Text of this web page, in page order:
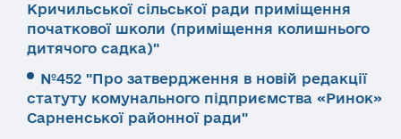
Кричильської сільської ради приміщення
початкової школи (приміщення колишнього
дитячого садка)"
№452 "Про затвердження в новій редакції
статуту комунального підприємства «Ринок»
Сарненської районної ради"